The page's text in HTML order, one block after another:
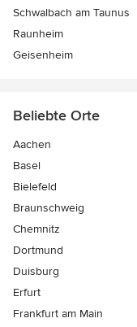
Schwalbach am Taunus
Raunheim
Geisenheim
Beliebte Orte
Aachen
Basel
Bielefeld
Braunschweig
Chemnitz
Dortmund
Duisburg
Erfurt
Frankfurt am Main